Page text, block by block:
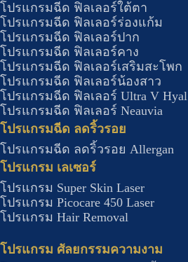
โปรแกรมฉีด ฟิลเลอร์ใต้ตา
โปรแกรมฉีด ฟิลเลอร์ร่องแก้ม
โปรแกรมฉีด ฟิลเลอร์ปาก
โปรแกรมฉีด ฟิลเลอร์คาง
โปรแกรมฉีด ฟิลเลอร์เสริมสะโพก
โปรแกรมฉีด ฟิลเลอร์น้องสาว
โปรแกรมฉีด ฟิลเลอร์ Ultra V Hyal
โปรแกรมฉีด ฟิลเลอร์ Neauvia
โปรแกรมฉีด ลดริ้วรอย
โปรแกรมฉีด ลดริ้วรอย Allergan
โปรแกรม เลเซอร์
โปรแกรม Super Skin Laser
โปรแกรม Picocare 450 Laser
โปรแกรม Hair Removal
โปรแกรม ศัลยกรรมความงาม